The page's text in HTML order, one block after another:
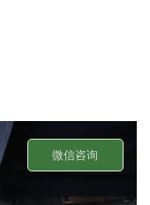
微信咨询